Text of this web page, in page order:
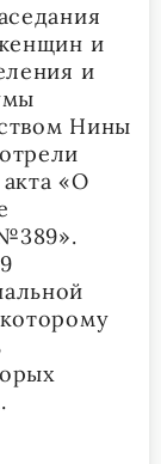
и
и
Нины
«О